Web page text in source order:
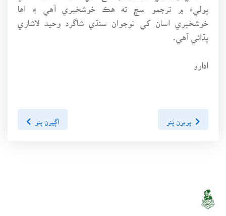
ٻوليءَ ۾ ترجمو سچ ته هڪ خوشخبري آهي ۽ اها
خوشخبري اسان کي نوجوان سنڌي شاگرد وحيد لاشاري
ٻڌائي آهي.
ادارو
اڳيون پنو